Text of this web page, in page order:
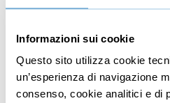
Informazioni sui cookie
Questo sito utilizza cookie
un’esperienza di navigazione
consenso, cookie analitici e di
community
Calendario degli
Strumento di gestione